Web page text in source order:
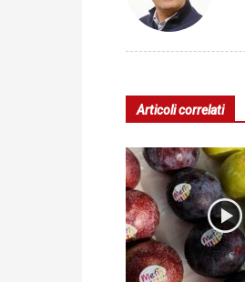
Articoli correlati